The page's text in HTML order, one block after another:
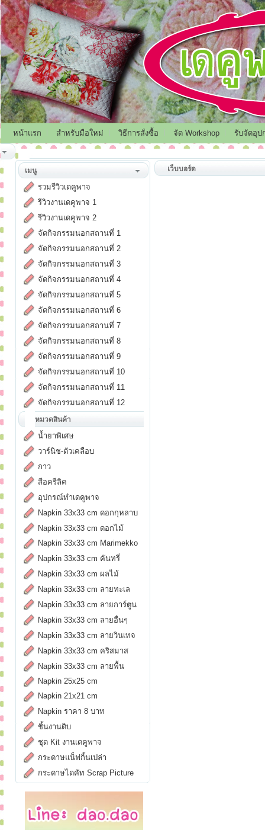
หน้าแรก สำหรับมือใหม่ วิธีการสั่งซื้อ จัด Workshop รับจัดอุป
เมนู
รวมรีวิวเดคูพาจ
รีวิวงานเดคูพาจ 1
รีวิวงานเดคูพาจ 2
จัดกิจกรรมนอกสถานที่ 1
จัดกิจกรรมนอกสถานที่ 2
จัดกิจกรรมนอกสถานที่ 3
จัดกิจกรรมนอกสถานที่ 4
จัดกิจกรรมนอกสถานที่ 5
จัดกิจกรรมนอกสถานที่ 6
จัดกิจกรรมนอกสถานที่ 7
จัดกิจกรรมนอกสถานที่ 8
จัดกิจกรรมนอกสถานที่ 9
จัดกิจกรรมนอกสถานที่ 10
จัดกิจกรรมนอกสถานที่ 11
จัดกิจกรรมนอกสถานที่ 12
หมวดสินค้า
น้ำยาพิเศษ
วาร์นิช-ตัวเคลือบ
กาว
สีอครีลิค
อุปกรณ์ทำเดคูพาจ
Napkin 33x33 cm ดอกกุหลาบ
Napkin 33x33 cm ดอกไม้
Napkin 33x33 cm Marimekko
Napkin 33x33 cm คันทรี่
Napkin 33x33 cm ผลไม้
Napkin 33x33 cm ลายทะเล
Napkin 33x33 cm ลายการ์ตูน
Napkin 33x33 cm ลายอื่นๆ
Napkin 33x33 cm ลายวินเทจ
Napkin 33x33 cm คริสมาส
Napkin 33x33 cm ลายพื้น
Napkin 25x25 cm
Napkin 21x21 cm
Napkin ราคา 8 บาท
ชิ้นงานดิบ
ชุด Kit งานเดคูพาจ
กระดาษแน็ฟกิ้นเปล่า
กระดาษไดคัท Scrap Picture
เว็บบอร์ด